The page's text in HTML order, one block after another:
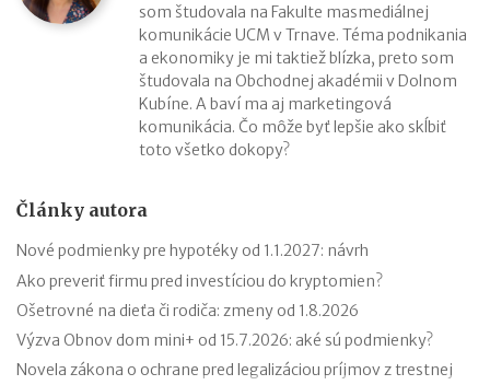
som študovala na Fakulte masmediálnej
komunikácie UCM v Trnave. Téma podnikania
a ekonomiky je mi taktiež blízka, preto som
študovala na Obchodnej akadémii v Dolnom
Kubíne. A baví ma aj marketingová
komunikácia. Čo môže byť lepšie ako skĺbiť
toto všetko dokopy?
Články autora
Nové podmienky pre hypotéky od 1.1.2027: návrh
Ako preveriť firmu pred investíciou do kryptomien?
Ošetrovné na dieťa či rodiča: zmeny od 1.8.2026
Výzva Obnov dom mini+ od 15.7.2026: aké sú podmienky?
Novela zákona o ochrane pred legalizáciou príjmov z trestnej